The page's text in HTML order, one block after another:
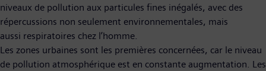
niveaux de pollution aux particules fines inégalés, avec des
répercussions non seulement environnementales, mais
aussi respiratoires chez l’homme.
Les zones urbaines sont les premières concernées, car le niveau
de pollution atmosphérique est en constante augmentation. Les